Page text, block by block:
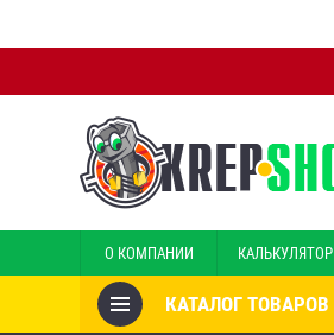
О КОМПАНИИ КАЛЬКУЛЯТОР
КАТАЛОГ ТОВАРОВ